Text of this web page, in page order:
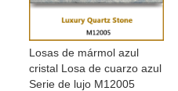
Losas de mármol azul
cristal Losa de cuarzo azul
Serie de lujo M12005